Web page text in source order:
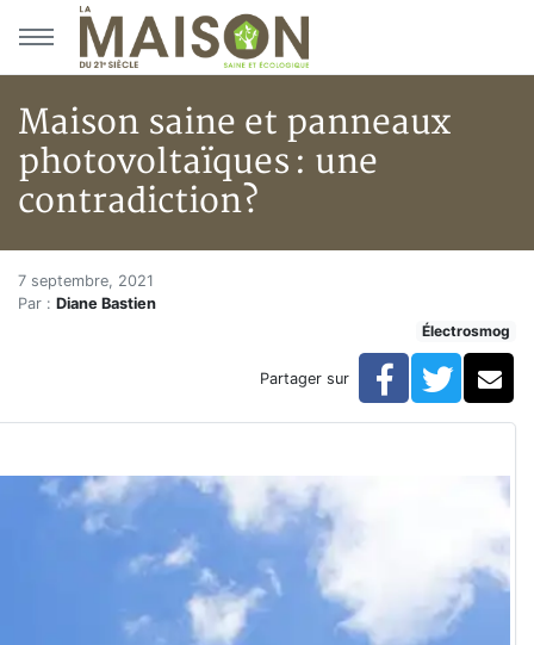
Aller au menu principal
Aller au contenu principal
Maison saine et panneaux
photovoltaïques : une
contradiction?
Accueil
Articles
Maison saine et panneaux photovoltaïques : une
Maison saine et panneaux
7 septembre, 2021
Par : Diane Bastien
Électrosmog
Partager sur Facebook